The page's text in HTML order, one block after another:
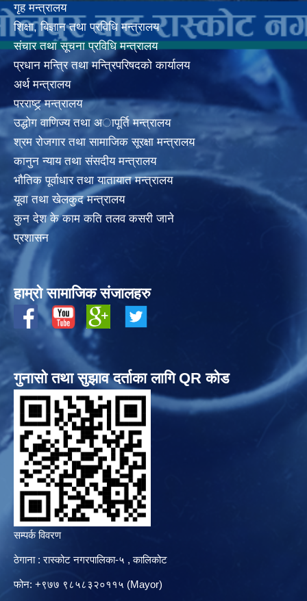
गृह मन्त्रालय
शिक्षा, बिज्ञान तथा प्रविधि मन्त्रालय
संचार तथा सूचना प्रविधि मन्त्रालय
प्रधान मन्त्रि तथा मन्त्रिपरिषदको कार्यालय
अर्थ मन्त्रालय
परराष्ट्र् मन्त्रालय
उद्धोग वाणिज्य तथा अापूर्ति मन्त्रालय
श्रम रोजगार तथा सामाजिक सूरक्षा मन्त्रालय
कानुन न्याय तथा संसदीय मन्त्रालय
भाैतिक पूर्वाधार तथा यातायात मन्त्रालय
यूवा तथा खेलकुद मन्त्रालय
कुन देश के काम कति तलव कसरी जाने
प्रशासन
हाम्रो सामाजिक संजालहरु
गुनासो तथा सुझाव दर्ताका लागि QR कोड
सम्पर्क विवरण
ठेगाना : रास्कोट नगरपालिका-५ , कालिकोट
फोन: +९७७ ९८५८३२०११५ (Mayor)